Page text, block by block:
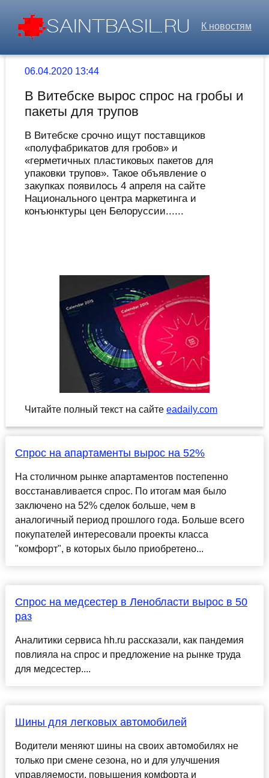
К новостям
06.04.2020 13:44
В Витебске вырос спрос на гробы и
пакеты для трупов
В Витебске срочно ищут поставщиков
«полуфабрикатов для гробов» и
«герметичных пластиковых пакетов для
упаковки трупов». Такое объявление о
закупках появилось 4 апреля на сайте
Национального центра маркетинга и
конъюнктуры цен Белоруссии......
Читайте полный текст на сайте eadaily.com
Спрос на апартаменты вырос на 52%
На столичном рынке апартаментов постепенно
восстанавливается спрос. По итогам мая было
заключено на 52% сделок больше, чем в
аналогичный период прошлого года. Больше всего
покупателей интересовали проекты класса
"комфорт", в которых было приобретено...
Спрос на медсестер в Ленобласти вырос в 50
раз
Аналитики сервиса hh.ru рассказали, как пандемия
повлияла на спрос и предложение на рынке труда
для медсестер....
Шины для легковых автомобилей
Водители меняют шины на своих автомобилях не
только при смене сезона, но и для улучшения
управляемости, повышения комфорта и